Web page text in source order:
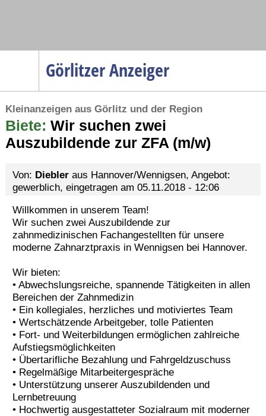
Görlitzer Anzeiger
Menüpunkte
Politik
Gesellschaft
Service
Gesundheit
Kultur
Termine
Kostenlos
Kleinanzeigen aus Görlitz und der Region
Biete: Wir suchen zwei
Auszubildende zur ZFA (m/w)
Von: Diebleraus Hannover/Wennigsen, Angebot:
gewerblich, eingetragen am 05.11.2018 - 12:06
Willkommen in unserem Team!
Wir suchen zwei Auszubildende zur
zahnmedizinischen Fachangestellten für unsere
moderne Zahnarztpraxis in Wennigsen bei Hannover.
Wir bieten:
• Abwechslungsreiche, spannende Tätigkeiten in allen
Bereichen der Zahnmedizin
• Ein kollegiales, herzliches und motiviertes Team
• Wertschätzende Arbeitgeber, tolle Patienten
• Fort- und Weiterbildungen ermöglichen zahlreiche
Aufstiegsmöglichkeiten
• Übertarifliche Bezahlung und Fahrgeldzuschuss
• Regelmäßige Mitarbeitergespräche
• Unterstützung unserer Auszubildenden und
Lernbetreuung
• Hochwertig ausgestatteter Sozialraum mit moderner